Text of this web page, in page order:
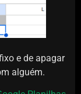
e de apagar
alguém.